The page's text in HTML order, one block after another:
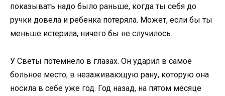
показывать надо было раньше, когда ты себя до
ручки довела и ребенка потеряла. Может, если бы ты
меньше истерила, ничего бы не случилось.
У Светы потемнело в глазах. Он ударил в самое
больное место, в незаживающую рану, которую она
носила в себе уже год. Год назад, на пятом месяце